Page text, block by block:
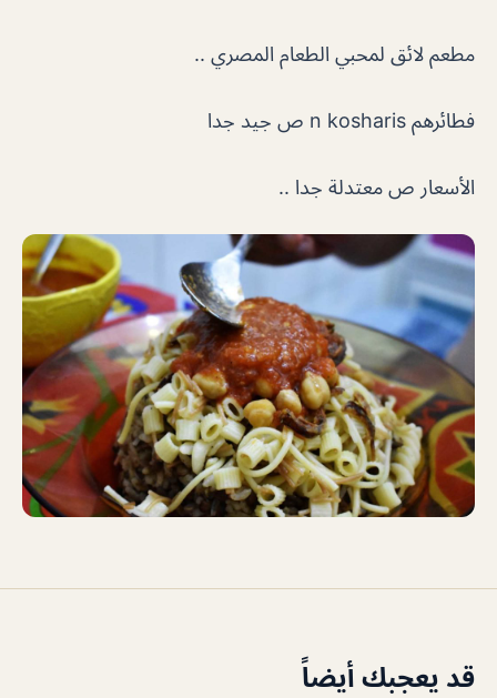
مطعم لائق لمحبي الطعام المصري ..
فطائرهم n kosharis ص جيد جدا
الأسعار ص معتدلة جدا ..
قد يعجبك أيضاً